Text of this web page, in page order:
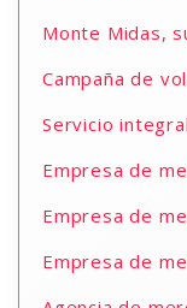
Monte Midas,
Campaña de
Servicio
Empresa de
Empresa de
Empresa de